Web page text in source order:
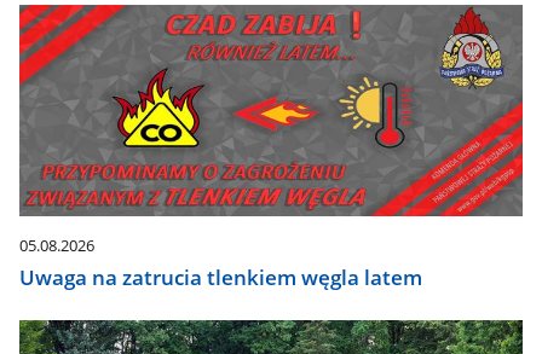
aby
wybrać
odpowiednią
pozycję.
zaktualizują
się
automatycznie.
05.08.2026
Uwaga na zatrucia tlenkiem węgla latem